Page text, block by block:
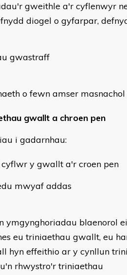
gweithle a'r cyflenwyr
diogel o gyfarpar,
gwastraff
o fewn amser
gwallt a chroen pen
i gadarnhau:
y gwallt a'r croen pen
mwyaf addas
ymgynghoriadau blaenorol
eu triniaethau gwallt, eu
hyn effeithio ar y cynllun
rhwystro'r triniaethau